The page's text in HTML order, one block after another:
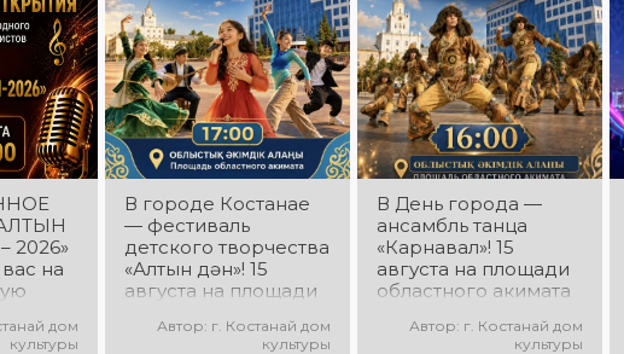
на
дом
культуры
В городе Костанае
— фестиваль
детского творчества
«Алтын дән»! 15
августа на площади
состоится фестиваль
Автор: г. Костанай дом
культуры
В День города —
ансамбль танца
«Карнавал»! 15
августа на площади
областного акимата
концертная
Автор: г. Костанай дом
культуры